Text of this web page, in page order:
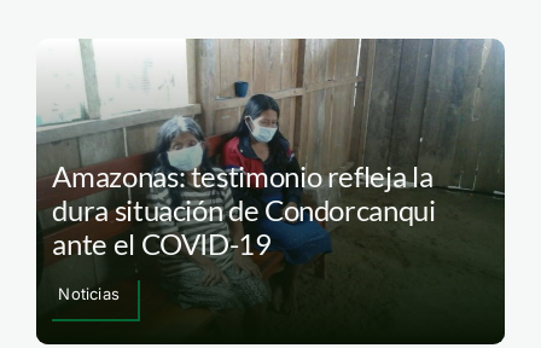
Amazonas: testimonio refleja la
dura situación de Condorcanqui
ante el COVID-19
Noticias